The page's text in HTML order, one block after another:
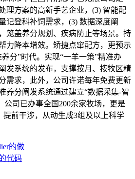
理方案的高新手艺企业，(3) 智能配
记登科补饲需求，(3) 数据深度阐
笼盖养分规划、疾病防止等场景。持
力降本增效。矫捷点窜配方，更预示
分”时代。实现“一羊一策”精准办
发系统的发布，支撑按月、按牧区精
需求，此外，公司许诺每年免费更新
养分阐发系统通过建立“数据采集-智
公司已办事全国200余家牧场，更是
提前干涉，从动生成3组及以上科学
的做
代码